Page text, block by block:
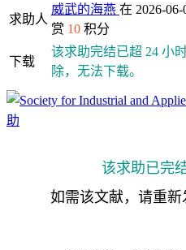
求助人
威武的海燕 在 2026-
赏 10 积分
下载
该求助完结已超 24 小
除，无法下载。
助
该求助已完
如需该文献，请重新